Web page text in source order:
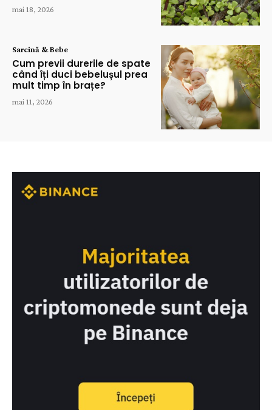
mai 18, 2026
Sarcină & Bebe
Cum previi durerile de spate
când îți duci bebelușul prea
mult timp în brațe?
mai 11, 2026